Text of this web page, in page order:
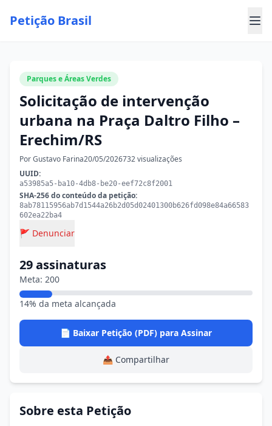
Petição Brasil
Parques e Áreas Verdes
Solicitação de intervenção
urbana na Praça Daltro Filho –
Erechim/RS
Por Gustavo Farina20/05/2026732 visualizações
UUID:
a53985a5-ba10-4db8-be20-eef72c8f2001
SHA-256 do conteúdo da petição:
8ab78115956ab7d1544a26b2d05d02401300b626fd098e84a66583
602ea22ba4
🚩 Denunciar
29 assinaturas
Meta: 200
14% da meta alcançada
📄 Baixar Petição (PDF) para Assinar
📤 Compartilhar
Sobre esta Petição